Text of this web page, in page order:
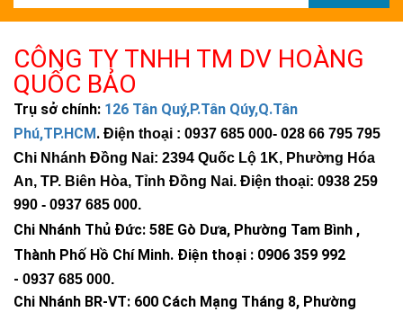
CÔNG TY TNHH TM DV HOÀNG
QUỐC BẢO
Trụ sở chính: 126 Tân Quý,P.Tân Qúy,Q.Tân
Phú,TP.HCM . Điện thoại : 0937 685 000- 028 66 795 795
Chi Nhánh Đồng Nai: 2394 Quốc Lộ 1K, Phường Hóa
An, TP. Biên Hòa, Tỉnh Đồng Nai. Điện thoại: 0938 259
990 - 0937 685 000.
Chi Nhánh Thủ Đức: 58E Gò Dưa, Phường Tam Bình ,
Thành Phố Hồ Chí Minh. Điện thoại : 0906 359 992
- 0937 685 000.
Chi Nhánh BR-VT: 600 Cách Mạng Tháng 8, Phường